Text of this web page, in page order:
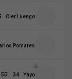
Oier Luengo
Pomares
34 Yayo
55’